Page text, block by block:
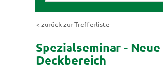
< zurück zur Trefferliste
Spezialseminar -
Deckbereich